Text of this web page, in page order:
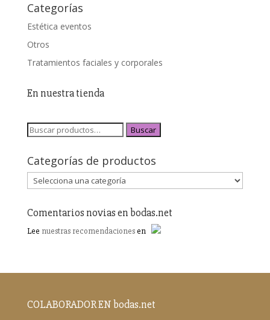
Categorías
Estética eventos
Otros
Tratamientos faciales y corporales
En nuestra tienda
Buscar
Categorías de productos
Comentarios novias en bodas.net
Lee nuestras recomendacionesen
COLABORADOR EN bodas.net